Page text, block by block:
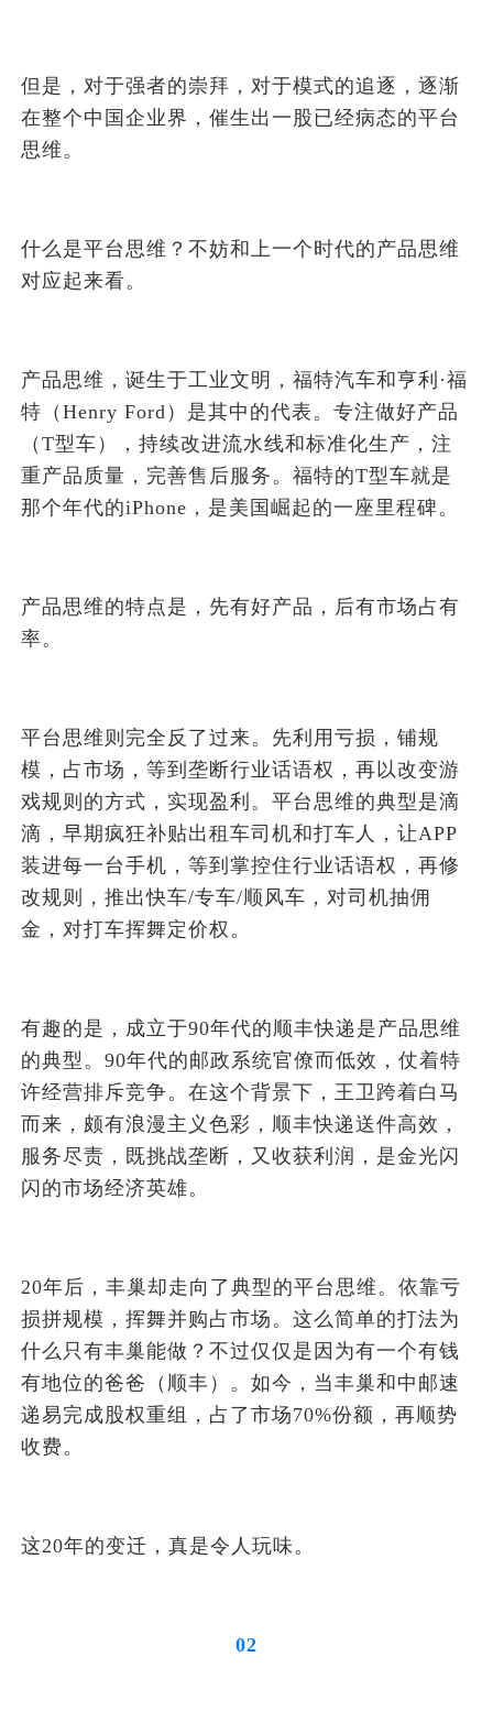
但是，对于强者的崇拜，对于模式的追逐，逐渐
在整个中国企业界，催生出一股已经病态的平台
思维。
什么是平台思维？不妨和上一个时代的产品思维
对应起来看。
产品思维，诞生于工业文明，福特汽车和亨利·福
特（Henry Ford）是其中的代表。专注做好产品
（T型车），持续改进流水线和标准化生产，注
重产品质量，完善售后服务。福特的T型车就是
那个年代的iPhone，是美国崛起的一座里程碑。
产品思维的特点是，先有好产品，后有市场占有
率。
平台思维则完全反了过来。先利用亏损，铺规
模，占市场，等到垄断行业话语权，再以改变游
戏规则的方式，实现盈利。平台思维的典型是滴
滴，早期疯狂补贴出租车司机和打车人，让APP
装进每一台手机，等到掌控住行业话语权，再修
改规则，推出快车/专车/顺风车，对司机抽佣
金，对打车挥舞定价权。
有趣的是，成立于90年代的顺丰快递是产品思维
的典型。90年代的邮政系统官僚而低效，仗着特
许经营排斥竞争。在这个背景下，王卫跨着白马
而来，颇有浪漫主义色彩，顺丰快递送件高效，
服务尽责，既挑战垄断，又收获利润，是金光闪
闪的市场经济英雄。
20年后，丰巢却走向了典型的平台思维。依靠亏
损拼规模，挥舞并购占市场。这么简单的打法为
什么只有丰巢能做？不过仅仅是因为有一个有钱
有地位的爸爸（顺丰）。如今，当丰巢和中邮速
递易完成股权重组，占了市场70%份额，再顺势
收费。
这20年的变迁，真是令人玩味。
02